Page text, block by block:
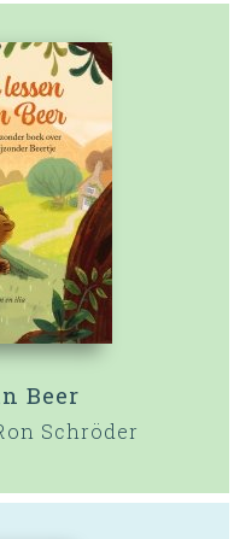
Beer
Schröder